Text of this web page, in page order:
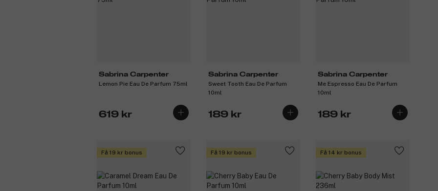
Sabrina Carpenter
Lemon Pie Eau De Parfum 75ml
619 kr
Sabrina Carpenter
Sweet Tooth Eau De Parfum
10ml
189 kr
Sabrina Carpenter
Me Espresso Eau De Parfum
10ml
189 kr
Få 19 kr bonus Få 19 kr bonus Få 14 kr bonus